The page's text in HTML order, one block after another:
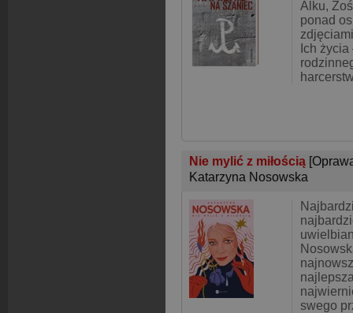
Alku,
ponad
Ich
Nie mylić z miłością
Katarzyna Nosowska
swego